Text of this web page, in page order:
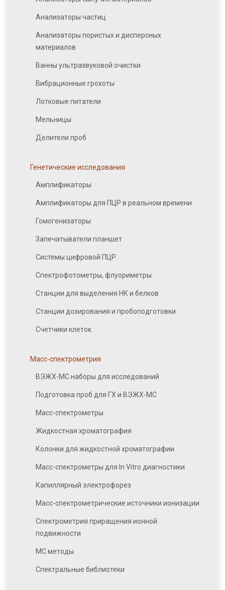
Анализаторы частиц
Анализаторы пористых и дисперсных
материалов
Ванны ультразвуковой очистки
Вибрационные грохоты
Лотковые питатели
Мельницы
Делители проб
Генетические исследования
Амплификаторы
Амплификаторы для ПЦР в реальном времени
Гомогенизаторы
Запечатыватели планшет
Системы цифровой ПЦР
Спектрофотометры, флуориметры
Станции для выделения НК и белков
Станции дозирования и пробоподготовки
Счетчики клеток
Масс-спектрометрия
ВЭЖХ-МС наборы для исследований
Подготовка проб для ГХ и ВЭЖХ-МС
Масс-спектрометры
Жидкостная хроматография
Колонки для жидкостной хроматографии
Масс-спектрометры для In Vitro диагностики
Капиллярный электрофорез
Масс-спектрометрические источники ионизации
Спектрометрия приращения ионной
подвижности
МС методы
Спектральные библиотеки